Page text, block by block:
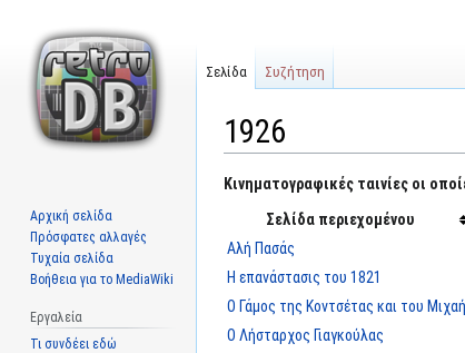
1926
Μετάβαση
Πήδηση
Κινηματογραφικές ταινίες οι
Σελίδα περιεχομένου
Αλή Πασάς
Η επανάστασις του 1821
Ο Γάμος της Κοντσέτας και του
Ο Λήσταρχος Γιαγκούλας
Σελίδα Συζήτηση
Αρχική σελίδα
Πρόσφατες αλλαγές
Τυχαία σελίδα
Βοήθεια για το MediaWiki
Εργαλεία
Τι συνδέει εδώ